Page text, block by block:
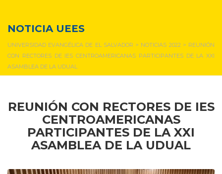
NOTICIA UEES
UNIVERSIDAD EVANGÉLICA DE EL SALVADOR > NOTICIAS 2022> REUNIÓN
CON RECTORES DE IES CENTROAMERICANAS PARTICIPANTES DE LA XXI
ASAMBLEA DE LA UDUAL
REUNIÓN CON RECTORES DE IES
CENTROAMERICANAS
PARTICIPANTES DE LA XXI
ASAMBLEA DE LA UDUAL